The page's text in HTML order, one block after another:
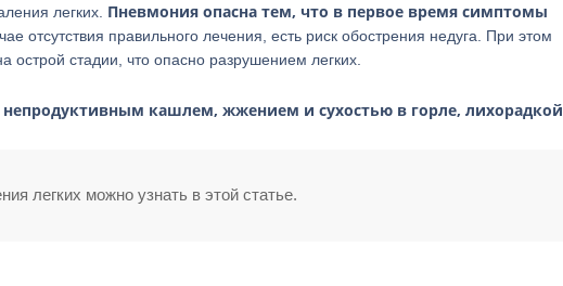
легких. Пневмония опасна тем, что в первое время симптомы
отсутствия правильного лечения, есть риск обострения недуга. При этом
стадии, что опасно разрушением легких.
непродуктивным кашлем, жжением и сухостью в горле, лихорадкой
легких можно узнать в этой статье.